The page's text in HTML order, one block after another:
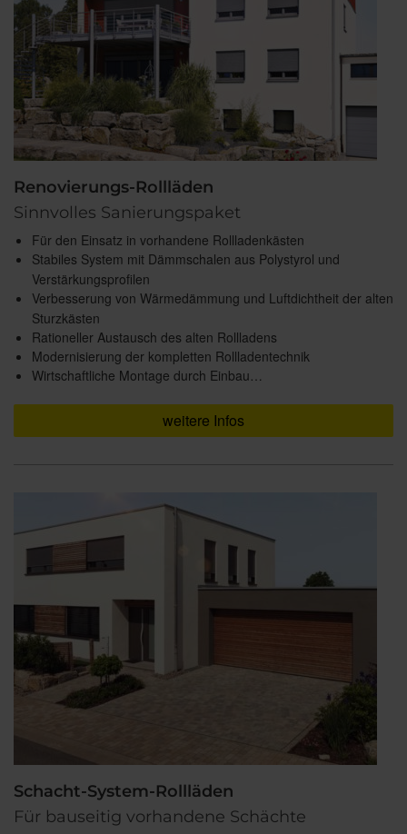
Renovierungs-Rollläden
Sinnvolles Sanierungspaket
Für den Einsatz in vorhandene Rollladenkästen
Stabiles System mit Dämmschalen aus Polystyrol und
Verstärkungsprofilen
Verbesserung von Wärmedämmung und Luftdichtheit der alten
Sturzkästen
Rationeller Austausch des alten Rollladens
Modernisierung der kompletten Rollladentechnik
Wirtschaftliche Montage durch Einbau…
weitere Infos
Schacht-System-Rollläden
Für bauseitig vorhandene Schächte